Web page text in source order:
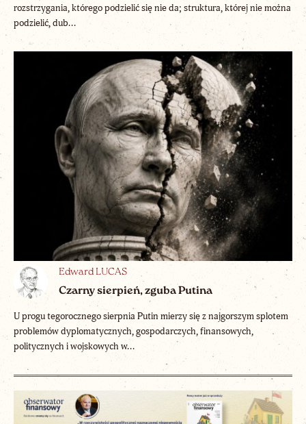
rozstrzygania, którego podzielić się nie da; struktura, której nie można
podzielić, dub...
Edward LUCAS
Czarny sierpień, zguba Putina
U progu tegorocznego sierpnia Putin mierzy się z najgorszym splotem
problemów dyplomatycznych, gospodarczych, finansowych,
politycznych i wojskowych w...